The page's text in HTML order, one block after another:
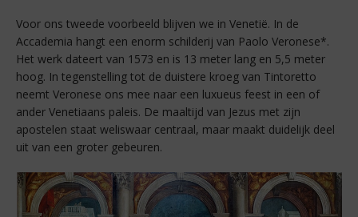
Voor ons tweede voorbeeld blijven we in Venetië. In de
Accademia hangt een enorm schilderij van Paolo Veronese*.
Het werk dateert van 1573 en is 13 meter lang en 5,5 meter
hoog. In tegenstelling tot de duistere kroeg van Tintoretto
neemt Veronese ons mee naar een luxueus feest in een of
ander Venetiaans paleis. De maaltijd van Jezus met zijn
apostelen staat weliswaar centraal, maar maakt duidelijk deel
uit van een groter gebeuren.